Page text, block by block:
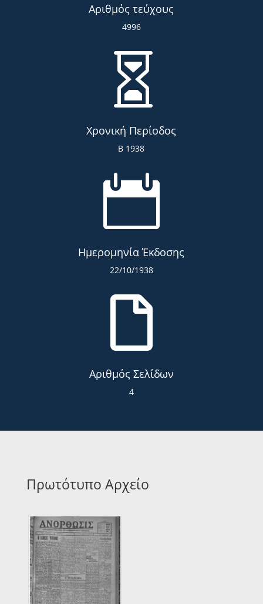
Αριθμός τεύχους
4996

Χρονική Περίοδος
Β 1938

Ημερομηνία Έκδοσης
22/10/1938

Αριθμός Σελίδων
4
Πρωτότυπο Αρχείο